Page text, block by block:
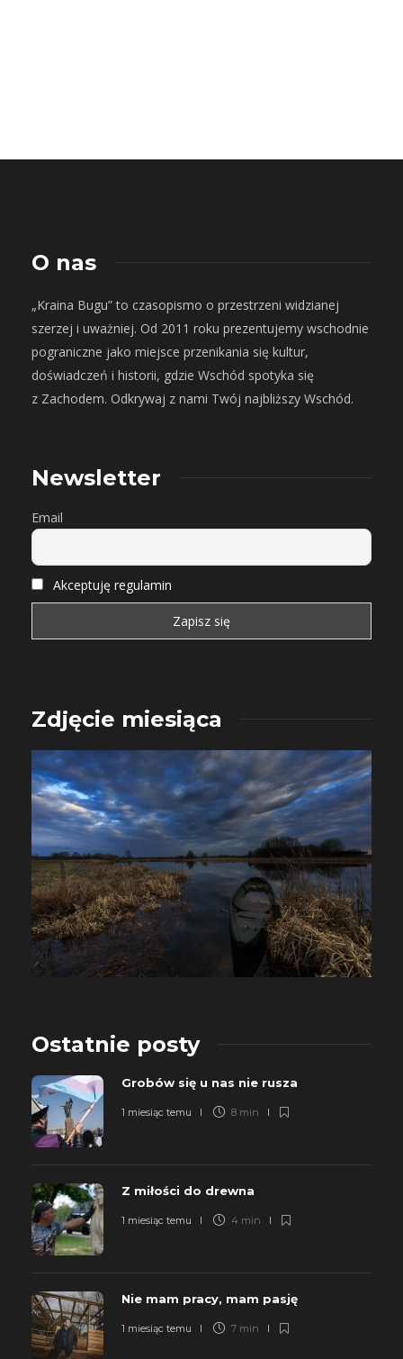
O nas
„Kraina Bugu” to czasopismo o przestrzeni widzianej
szerzej i uważniej. Od 2011 roku prezentujemy wschodnie
pograniczne jako miejsce przenikania się kultur,
doświadczeń i historii, gdzie Wschód spotyka się
z Zachodem. Odkrywaj z nami Twój najbliższy Wschód.
Newsletter
Email
Akceptuję regulamin
Zdjęcie miesiąca
Ostatnie posty
Grobów się u nas nie rusza
1 miesiąc temu 8 min
Z miłości do drewna
1 miesiąc temu 4 min
Nie mam pracy, mam pasję
1 miesiąc temu 7 min